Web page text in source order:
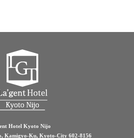
Hotel Kyoto Nijo
Kamigyo-Ku, Kyoto-City 602-8156